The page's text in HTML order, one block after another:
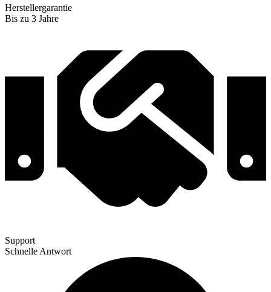
Herstellergarantie
Bis zu 3 Jahre
Support
Schnelle Antwort